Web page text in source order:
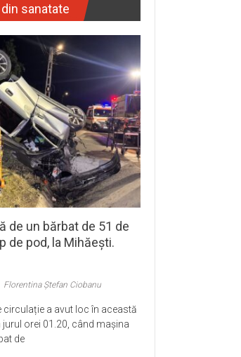
sanatate
de un bărbat de 51 de
de pod, la Mihăești.
Florentina Ștefan Ciobanu
circulație a avut loc în această
jurul orei 01.20, când mașina
de